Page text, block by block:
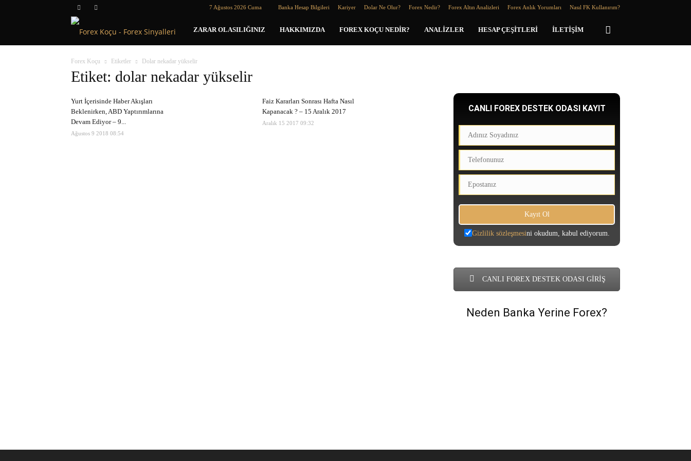
7 Ağustos 2026 Cuma Banka Hesap Bilgileri Kariyer Dolar Ne Olur? Forex Nedir? Forex Altın Analizleri Forex Anlık Yorumları Nasıl FK Kullanırım?
Forex
Koçu
ZARAR OLASILIĞINIZ HAKKIMIZDA FOREX KOÇU NEDIR? ANALIZLER HESAP ÇEŞITLERI İLETIŞIM
Forex Koçu Etiketler Dolar nekadar yükselir
Etiket: dolar nekadar yükselir
Yurt İçerisinde Haber Akışları
Beklenirken, ABD Yaptırımlarına
Devam Ediyor – 9...
Ağustos 9 2018 08:54
Faiz Kararları Sonrası Hafta Nasıl
Kapanacak ? – 15 Aralık 2017
Aralık 15 2017 09:32
CANLI FOREX DESTEK ODASI KAYIT
Gizlilik sözleşmesini okudum, kabul ediyorum.
CANLI FOREX DESTEK ODASI GİRİŞ
Neden Banka Yerine Forex?